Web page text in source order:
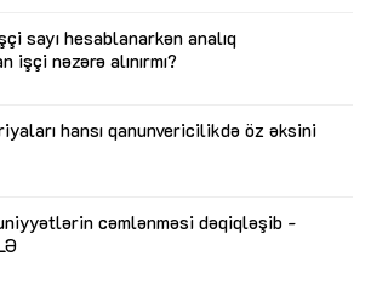
sayı hesablanarkən analıq
nəzərə alınırmı?
hansı qanunvericilikdə öz əksini
cəmlənməsi dəqiqləşib -